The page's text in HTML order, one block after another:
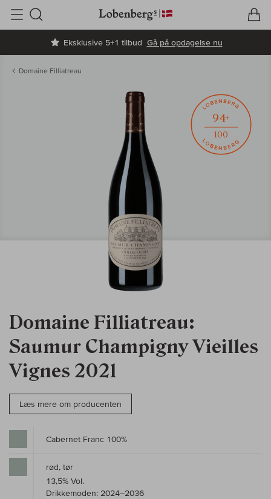
Eksklusive 5+1 tilbud Gå på opdagelse nu
Søg
Domaine Filliatreau
Domaine Filliatreau:
Saumur Champigny Vieilles
Vignes 2021
Læs mere om producenten
94+
100
Cabernet Franc 100%
rød, tør
13,5% Vol.
Drikkemoden: 2024–2036